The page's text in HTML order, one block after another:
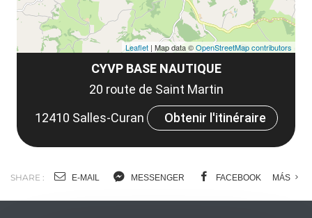
CYVP BASE NAUTIQUE
20 route de Saint Martin
12410 Salles-Curan
Obtenir l'itinéraire
Leaflet | Map data ©OpenStreetMap contributors
SHARE : E-MAIL MESSENGER FACEBOOK MÁS